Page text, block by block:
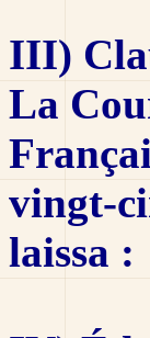
III)
La
vingt-
laissa :